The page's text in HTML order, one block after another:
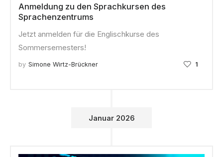
Anmeldung zu den Sprachkursen des
Sprachenzentrums
Jetzt anmelden für die Englischkurse des
Sommersemesters!
by Simone Wirtz-Brückner 1
Januar 2026